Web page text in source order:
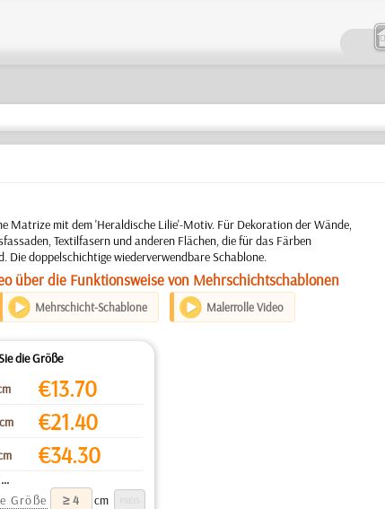
Matrize mit dem 'Heraldische Lilie'-Motiv. Für Dekoration der Wände,
Textilfasern und anderen Flächen, die für das Färben
Die doppelschichtige wiederverwendbare Schablone.
über die Funktionsweise von Mehrschichtschablonen
Mehrschicht-Schablone Malerrolle Video
die Größe
€13.70
€21.40
€34.30
Größe
cm